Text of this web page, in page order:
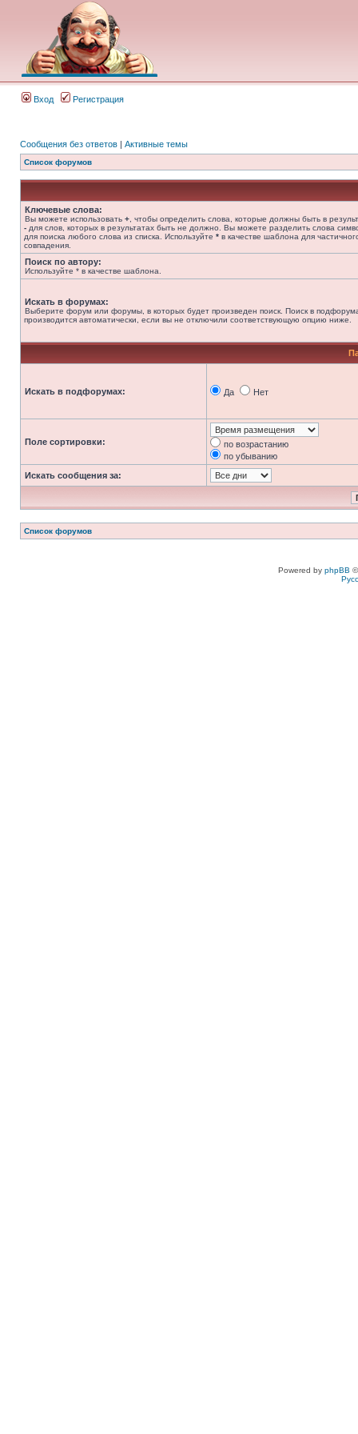
Вход Регистрация
Сообщения без ответов | Активные темы
Список форумов
Ключевые слова:
Вы можете использовать + , чтобы определить слова, которые должны быть в
- для слов, которых в результатах быть не должно. Вы можете разделить слова
для поиска любого слова из списка. Используйте * в качестве шаблона для
совпадения.
Поиск по автору:
Используйте * в качестве шаблона.
Искать в форумах:
Выберите форум или форумы, в которых будет произведен поиск. Поиск в
производится автоматически, если вы не отключили соответствующую опцию ниже.
Искать в подфорумах: Да Нет
Поле сортировки:
по возрастанию
по убыванию
Искать сообщения за:
Список форумов
Powered by phpBB